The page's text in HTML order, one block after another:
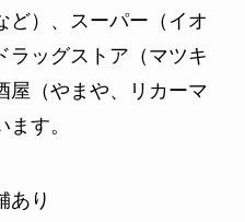
ど）、スーパー（イオ
ラッグストア（マツキ
屋（やまや、リカーマ
す。
あり